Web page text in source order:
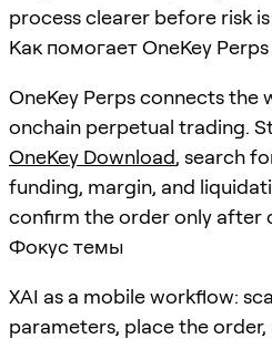
process clearer before risk
Как помогает OneKey Perps
OneKey Perps connects the
onchain perpetual trading.
OneKey Download, search
funding, margin, and
confirm the order only after
Фокус темы
XAI as a mobile workflow:
parameters, place the